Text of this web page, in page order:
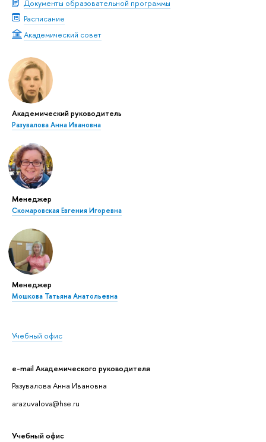
Документы образовательной программы
Расписание
Академический совет
Академический руководитель
Разувалова Анна Ивановна
Менеджер
Скомаровская Евгения Игоревна
Менеджер
Мошкова Татьяна Анатольевна
Учебный офис
e-mail Академического руководителя
Разувалова Анна Ивановна
arazuvalova@hse.ru
Учебный офис